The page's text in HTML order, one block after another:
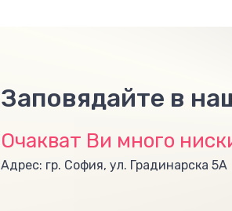
Заповядайте в
Очакват Ви много
Адрес: гр. София, ул. Градинарска 5А